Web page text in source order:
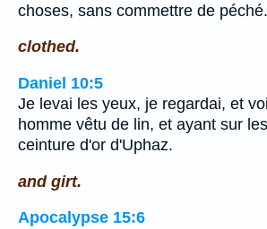
choses, sans commettre de péché.
clothed.
Daniel 10:5
Je levai les yeux, je regardai, et
homme vêtu de lin, et ayant sur
ceinture d'or d'Uphaz.
and girt.
Apocalypse 15:6